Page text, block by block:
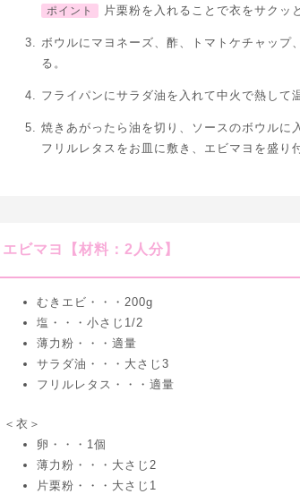
ポイント 片栗粉を入れることで衣をサクッ
ボウルにマヨネーズ、酢、トマトケチャップ
る。
フライパンにサラダ油を入れて中火で熱して
焼きあがったら油を切り、ソースのボウルに
フリルレタスをお皿に敷き、エビマヨを盛り
エビマヨ【材料：2人分】
むきエビ・・・200g
塩・・・小さじ1/2
薄力粉・・・適量
サラダ油・・・大さじ3
フリルレタス・・・適量
＜衣＞
卵・・・1個
薄力粉・・・大さじ2
片栗粉・・・大さじ1